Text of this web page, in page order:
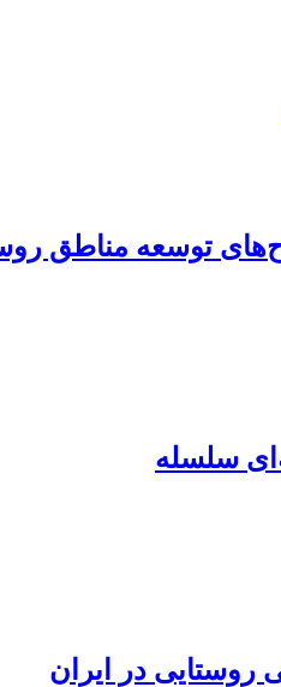
توسعه مناطق
سلسله
روستایی در ایران